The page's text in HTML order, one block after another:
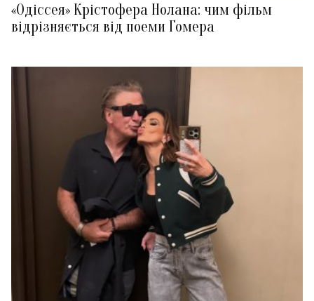
«Одіссея» Крістофера Нолана: чим фільм
відрізняється від поеми Гомера